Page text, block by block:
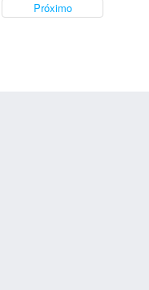
Próximo